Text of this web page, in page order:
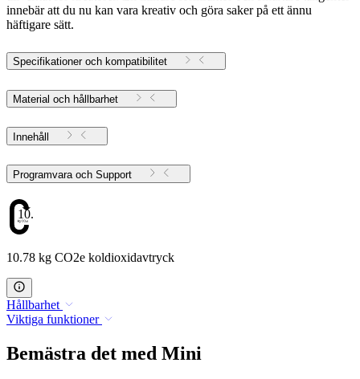
innebär att du nu kan vara kreativ och göra saker på ett ännu
häftigare sätt.
Specifikationer och kompatibilitet
Material och hållbarhet
Innehåll
Programvara och Support
10.78
10.78 kg CO2e koldioxidavtryck
Hållbarhet
Viktiga funktioner
Bemästra det med Mini